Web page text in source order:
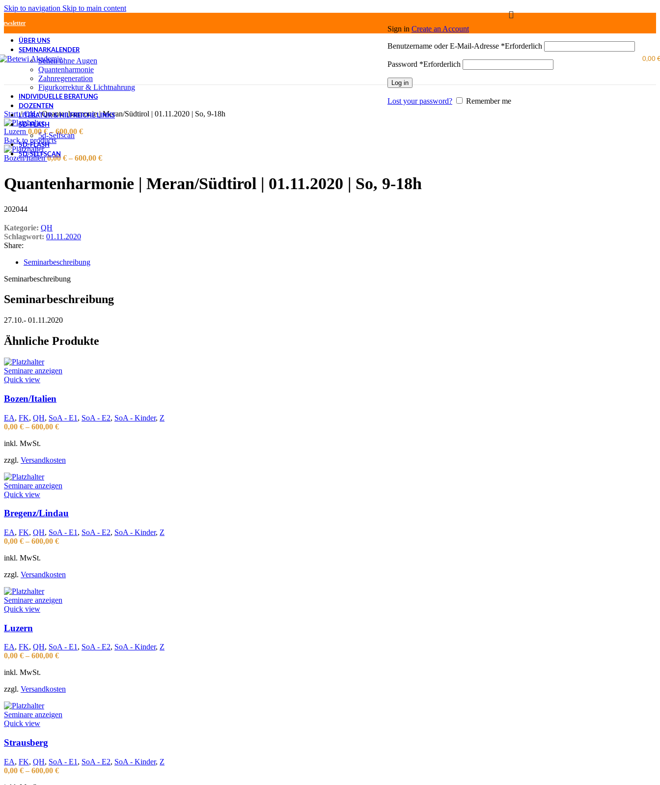
Skip to navigation Skip to main content
Sign in Create an Account
Benutzername oder E-Mail-Adresse *Erforderlich
Password *Erforderlich
Log in
Lost your password? Remember me
0,00
ÜBER UNS
SEMINARKALENDER
Sehen ohne Augen
Quantenharmonie
Zahnregeneration
Figurkorrektur & Lichtnahrung
INDIVIDUELLE BERATUNG
DOZENTEN
LITERATUR & HILFREICHE LINKS
5D-FLASH
5d-Selfscan
5D-FLASH
5D-SELFSCAN
Start/ QH/ Quantenharmonie | Meran/Südtirol | 01.11.2020 | So, 9-18h
Luzern 0,00 €– 600,00 €
Back to products
Bozen/Italien0,00 € – 600,00 €
Quantenharmonie | Meran/Südtirol | 01.11.2020 | So, 9-18h
202044
Kategorie: QH
Schlagwort: 01.11.2020
Share:
Seminarbeschreibung
Seminarbeschreibung
Seminarbeschreibung
27.10.- 01.11.2020
Ähnliche Produkte
Seminare anzeigen
Quick view
Bozen/Italien
EA, FK, QH, SoA - E1 , SoA - E2, SoA - Kinder, Z
0,00 € – 600,00 €
inkl. MwSt.
zzgl. Versandkosten
Seminare anzeigen
Quick view
Bregenz/Lindau
EA, FK, QH, SoA - E1 , SoA - E2, SoA - Kinder, Z
0,00 € – 600,00 €
inkl. MwSt.
zzgl. Versandkosten
Seminare anzeigen
Quick view
Luzern
EA, FK, QH, SoA - E1, SoA - E2, SoA - Kinder, Z
0,00 € – 600,00 €
inkl. MwSt.
zzgl. Versandkosten
Seminare anzeigen
Quick view
Strausberg
EA, FK, QH, SoA - E1 , SoA - E2, SoA - Kinder, Z
0,00 € – 600,00 €